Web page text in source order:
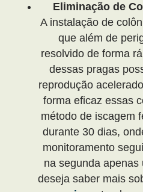
Eliminação de
A instalação de
que além de
resolvido de forma
dessas pragas
reprodução
forma eficaz essas
método de iscagem
durante 30 dias,
monitoramento
na segunda
deseja saber mais